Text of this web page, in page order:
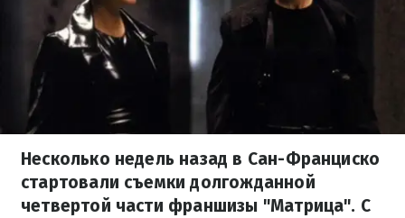
Несколько недель назад в Сан-Франциско
стартовали съемки долгожданной
четвертой части франшизы "Матрица". С